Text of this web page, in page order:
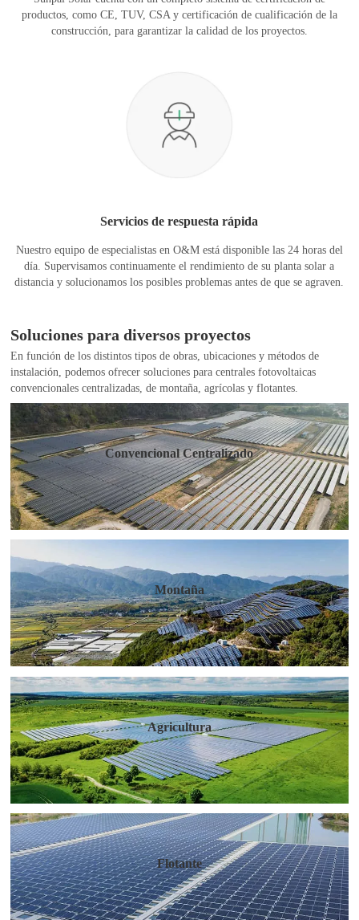
productos, como CE, TUV, CSA y certificación de cualificación de la
construcción, para garantizar la calidad de los proyectos.
Servicios de respuesta rápida
Nuestro equipo de especialistas en O&M está disponible las 24 horas del
día. Supervisamos continuamente el rendimiento de su planta solar a
distancia y solucionamos los posibles problemas antes de que se agraven.
Soluciones para diversos proyectos
En función de los distintos tipos de obras, ubicaciones y métodos de
instalación, podemos ofrecer soluciones para centrales fotovoltaicas
convencionales centralizadas, de montaña, agrícolas y flotantes.
Convencional Centralizado
Montaña
Agricultura
Flotante